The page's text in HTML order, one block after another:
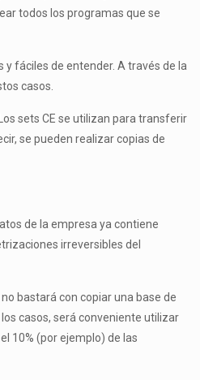
todos los programas que se
fáciles de entender. A través de la
casos.
sets CE se utilizan para transferir
se pueden realizar copias de
de la empresa ya contiene
irreversibles del
bastará con copiar una base de
casos, será conveniente utilizar
10% (por ejemplo) de las